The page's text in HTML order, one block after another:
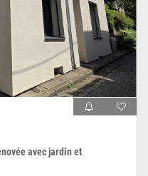
avec jardin et